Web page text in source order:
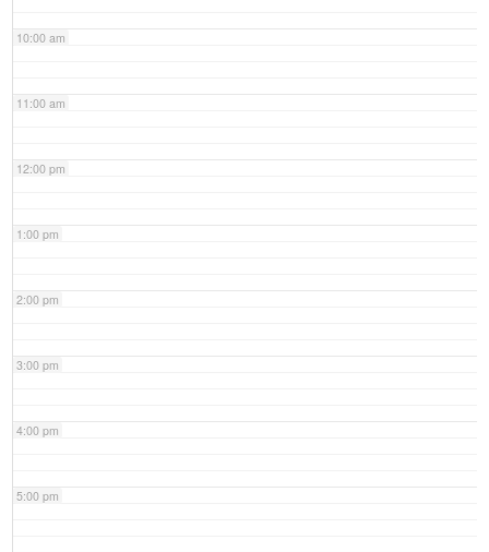
10:00 am
11:00 am
12:00 pm
1:00 pm
2:00 pm
3:00 pm
4:00 pm
5:00 pm